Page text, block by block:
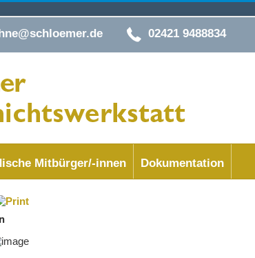
02421 9488834
Mitbürger/-innen Dokumentation